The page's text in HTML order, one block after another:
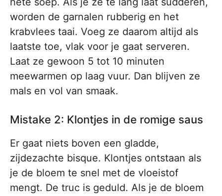
worden de garnalen rubberig en het
krabvlees taai. Voeg ze daarom altijd als
laatste toe, vlak voor je gaat serveren.
Laat ze gewoon 5 tot 10 minuten
meewarmen op laag vuur. Dan blijven ze
mals en vol van smaak.
Mistake 2: Klontjes in de romige saus
Er gaat niets boven een gladde,
zijdezachte bisque. Klontjes ontstaan als
je de bloem te snel met de vloeistof
mengt. De truc is geduld. Als je de bloem